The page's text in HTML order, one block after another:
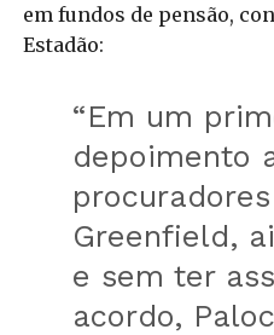
em fundos de pensão,
Estadão:
“Em um
depoimento
Greenfield,
e sem ter
acordo,